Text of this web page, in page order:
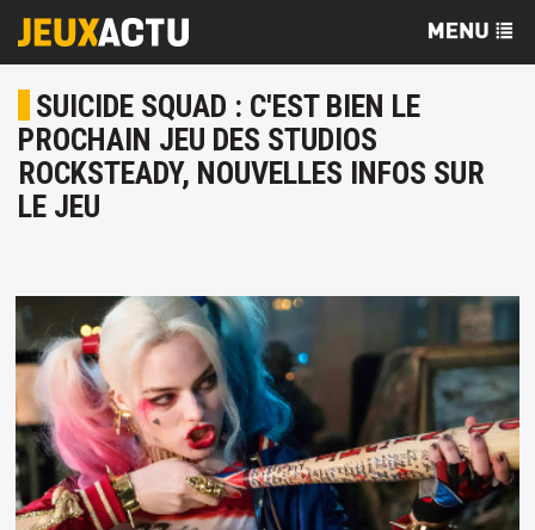
SUICIDE SQUAD : C'EST BIEN LE
PROCHAIN JEU DES STUDIOS
ROCKSTEADY, NOUVELLES INFOS SUR
LE JEU